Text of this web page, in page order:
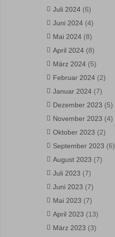
Juli 2024 (6)
Juni 2024 (4)
Mai 2024 (8)
April 2024 (8)
März 2024 (5)
Februar 2024 (2)
Januar 2024 (7)
Dezember 2023 (5)
November 2023 (4)
Oktober 2023 (2)
September 2023 (6)
August 2023 (7)
Juli 2023 (7)
Juni 2023 (7)
Mai 2023 (7)
April 2023 (13)
März 2023 (3)